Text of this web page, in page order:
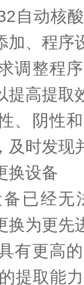
动核酸
加、程序
整程序
提高提取
阴性和
及时发现
设备
经无
换为更先
更高的
提取能